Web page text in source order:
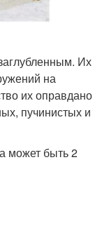
Их
на
их оправдано
пучинистых и
может быть 2